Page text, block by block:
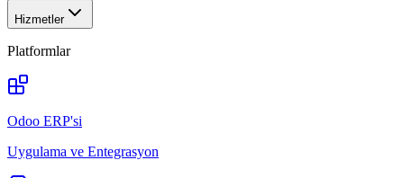
Hizmetler
Platformlar
Odoo ERP'si
Uygulama ve Entegrasyon